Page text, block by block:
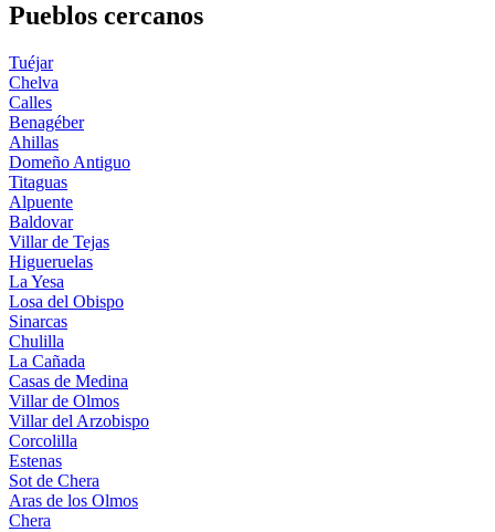
Pueblos cercanos
Tuéjar
Chelva
Calles
Benagéber
Ahillas
Domeño Antiguo
Titaguas
Alpuente
Baldovar
Villar de Tejas
Higueruelas
La Yesa
Losa del Obispo
Sinarcas
Chulilla
La Cañada
Casas de Medina
Villar de Olmos
Villar del Arzobispo
Corcolilla
Estenas
Sot de Chera
Aras de los Olmos
Chera